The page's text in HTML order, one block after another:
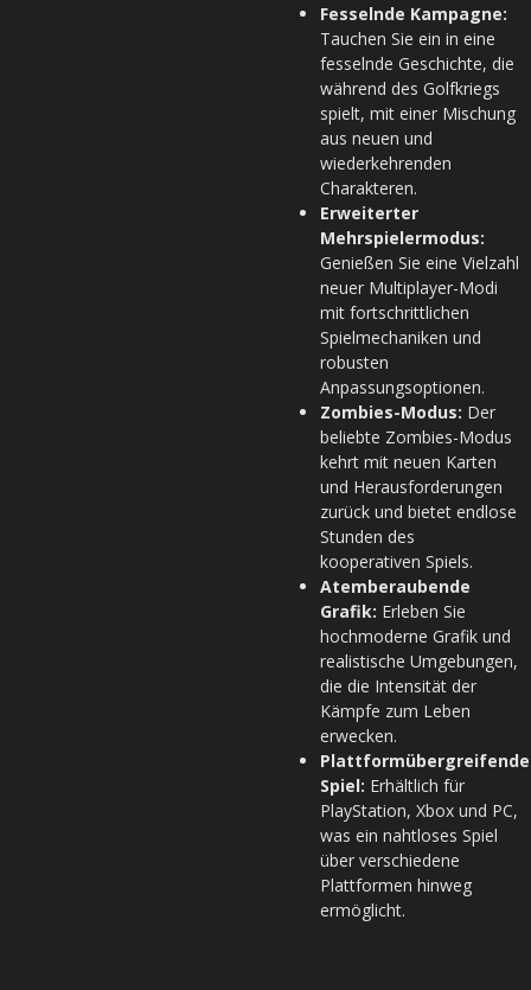
Fesselnde Kampagne:
Tauchen Sie ein in eine
fesselnde Geschichte, die
während des Golfkriegs
spielt, mit einer Mischung
aus neuen und
wiederkehrenden
Charakteren.
Erweiterter
Mehrspielermodus:
Genießen Sie eine Vielzahl
neuer Multiplayer-Modi
mit fortschrittlichen
Spielmechaniken und
robusten
Anpassungsoptionen.
Zombies-Modus: Der
beliebte Zombies-Modus
kehrt mit neuen Karten
und Herausforderungen
zurück und bietet endlose
Stunden des
kooperativen Spiels.
Atemberaubende
Grafik: Erleben Sie
hochmoderne Grafik und
realistische Umgebungen,
die die Intensität der
Kämpfe zum Leben
erwecken.
Spiel: Erhältlich für
PlayStation, Xbox und PC,
was ein nahtloses Spiel
über verschiedene
Plattformen hinweg
ermöglicht.